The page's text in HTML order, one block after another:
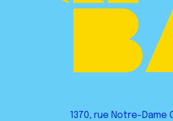
1370, rue Notre-Dame